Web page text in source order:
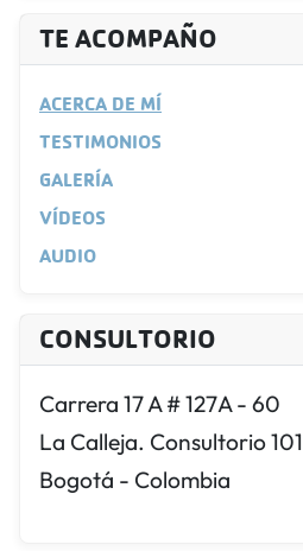
TE ACOMPAÑO
ACERCA DE MÍ
TESTIMONIOS
GALERÍA
VÍDEOS
AUDIO
CONSULTORIO
Carrera 17 A # 127A - 60
La Calleja. Consultorio 101
Bogotá - Colombia